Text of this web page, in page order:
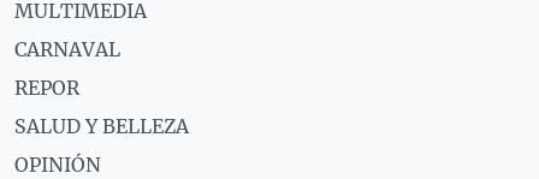
MULTIMEDIA
CARNAVAL
REPOR
SALUD Y BELLEZA
OPINIÓN